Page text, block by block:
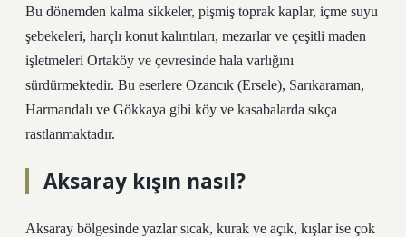
Bu dönemden kalma sikkeler, pişmiş toprak kaplar, içme suyu
şebekeleri, harçlı konut kalıntıları, mezarlar ve çeşitli maden
işletmeleri Ortaköy ve çevresinde hala varlığını
sürdürmektedir. Bu eserlere Ozancık (Ersele), Sarıkaraman,
Harmandalı ve Gökkaya gibi köy ve kasabalarda sıkça
rastlanmaktadır.
Aksaray kışın nasıl?
Aksaray bölgesinde yazlar sıcak, kurak ve açık, kışlar ise çok